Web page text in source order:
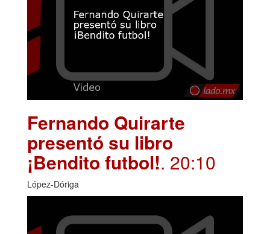
Fernando Quirarte
presentó su libro
¡Bendito futbol!. 20:10
López-Dóriga